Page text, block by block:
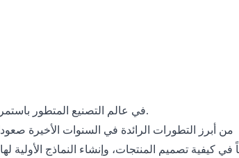
في عالم التصنيع المتطور باستمرار، يُعد الابتكار مفتاح البقاء في طليعة المنافسة.
من أبرز التطورات الرائدة في السنوات الأخيرة صعود